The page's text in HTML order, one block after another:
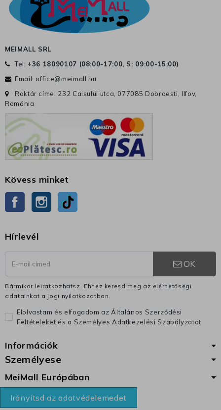
MEIMALL SRL
Tel: +36 18090107 (08:00-17:00, S: 09:00-15:00)
Email: office@meimall.hu
Raktár címe: 232 Caisului utca, 077085 Dobroesti, Ilfov,
Románia
Kövess minket
Facebook Instagram
Hírlevél
OK
Bármikor leiratkozhatsz. Ehhez keresd meg az elérhetőségi
adatainkat a jogi nyilatkozatban.
Elolvastam és elfogadom az Általános Szerződési
Feltételeket és a Személyes Adatkezelési Szabályzatot
Információk
Személyese
MeiMall Európában
Irányítsd az adatvédelemedet